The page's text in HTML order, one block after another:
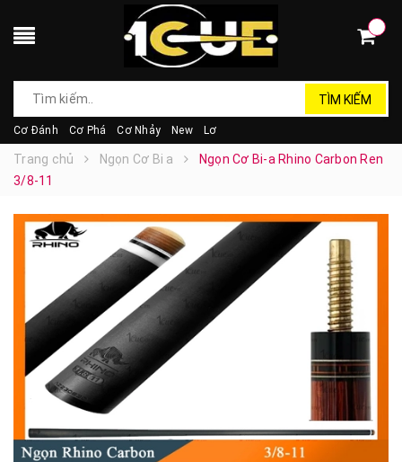
TÌM KIẾM
Cơ Đánh Cơ Phá Cơ Nhảy New Lơ
Trang chủ Ngọn Cơ Bi a
Ngọn Cơ Bi-a Rhino Carbon Ren
3/8-11